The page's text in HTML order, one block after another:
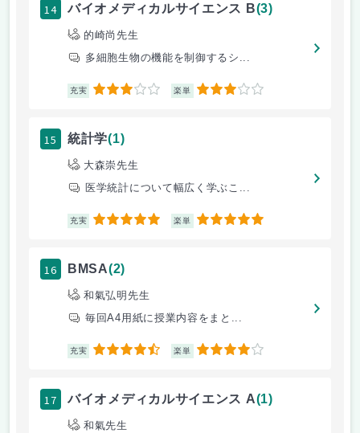
14 バイオメディカルサイエンス B(3)
的崎尚先生
多細胞生物の機能を制御するシ...
充実 3 楽単 3
15 統計学(1)
大森崇先生
医学統計について幅広く学ぶこ...
充実 5 楽単 5
16 BMSA(2)
和氣弘明先生
毎回A4用紙に授業内容をまと...
充実 4.5 楽単 4
17 バイオメディカルサイエンス A(1)
和氣先生